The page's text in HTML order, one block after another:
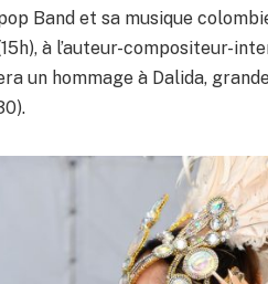
Band et sa musique
à l’auteur-compositeur-
un hommage à Dalida,